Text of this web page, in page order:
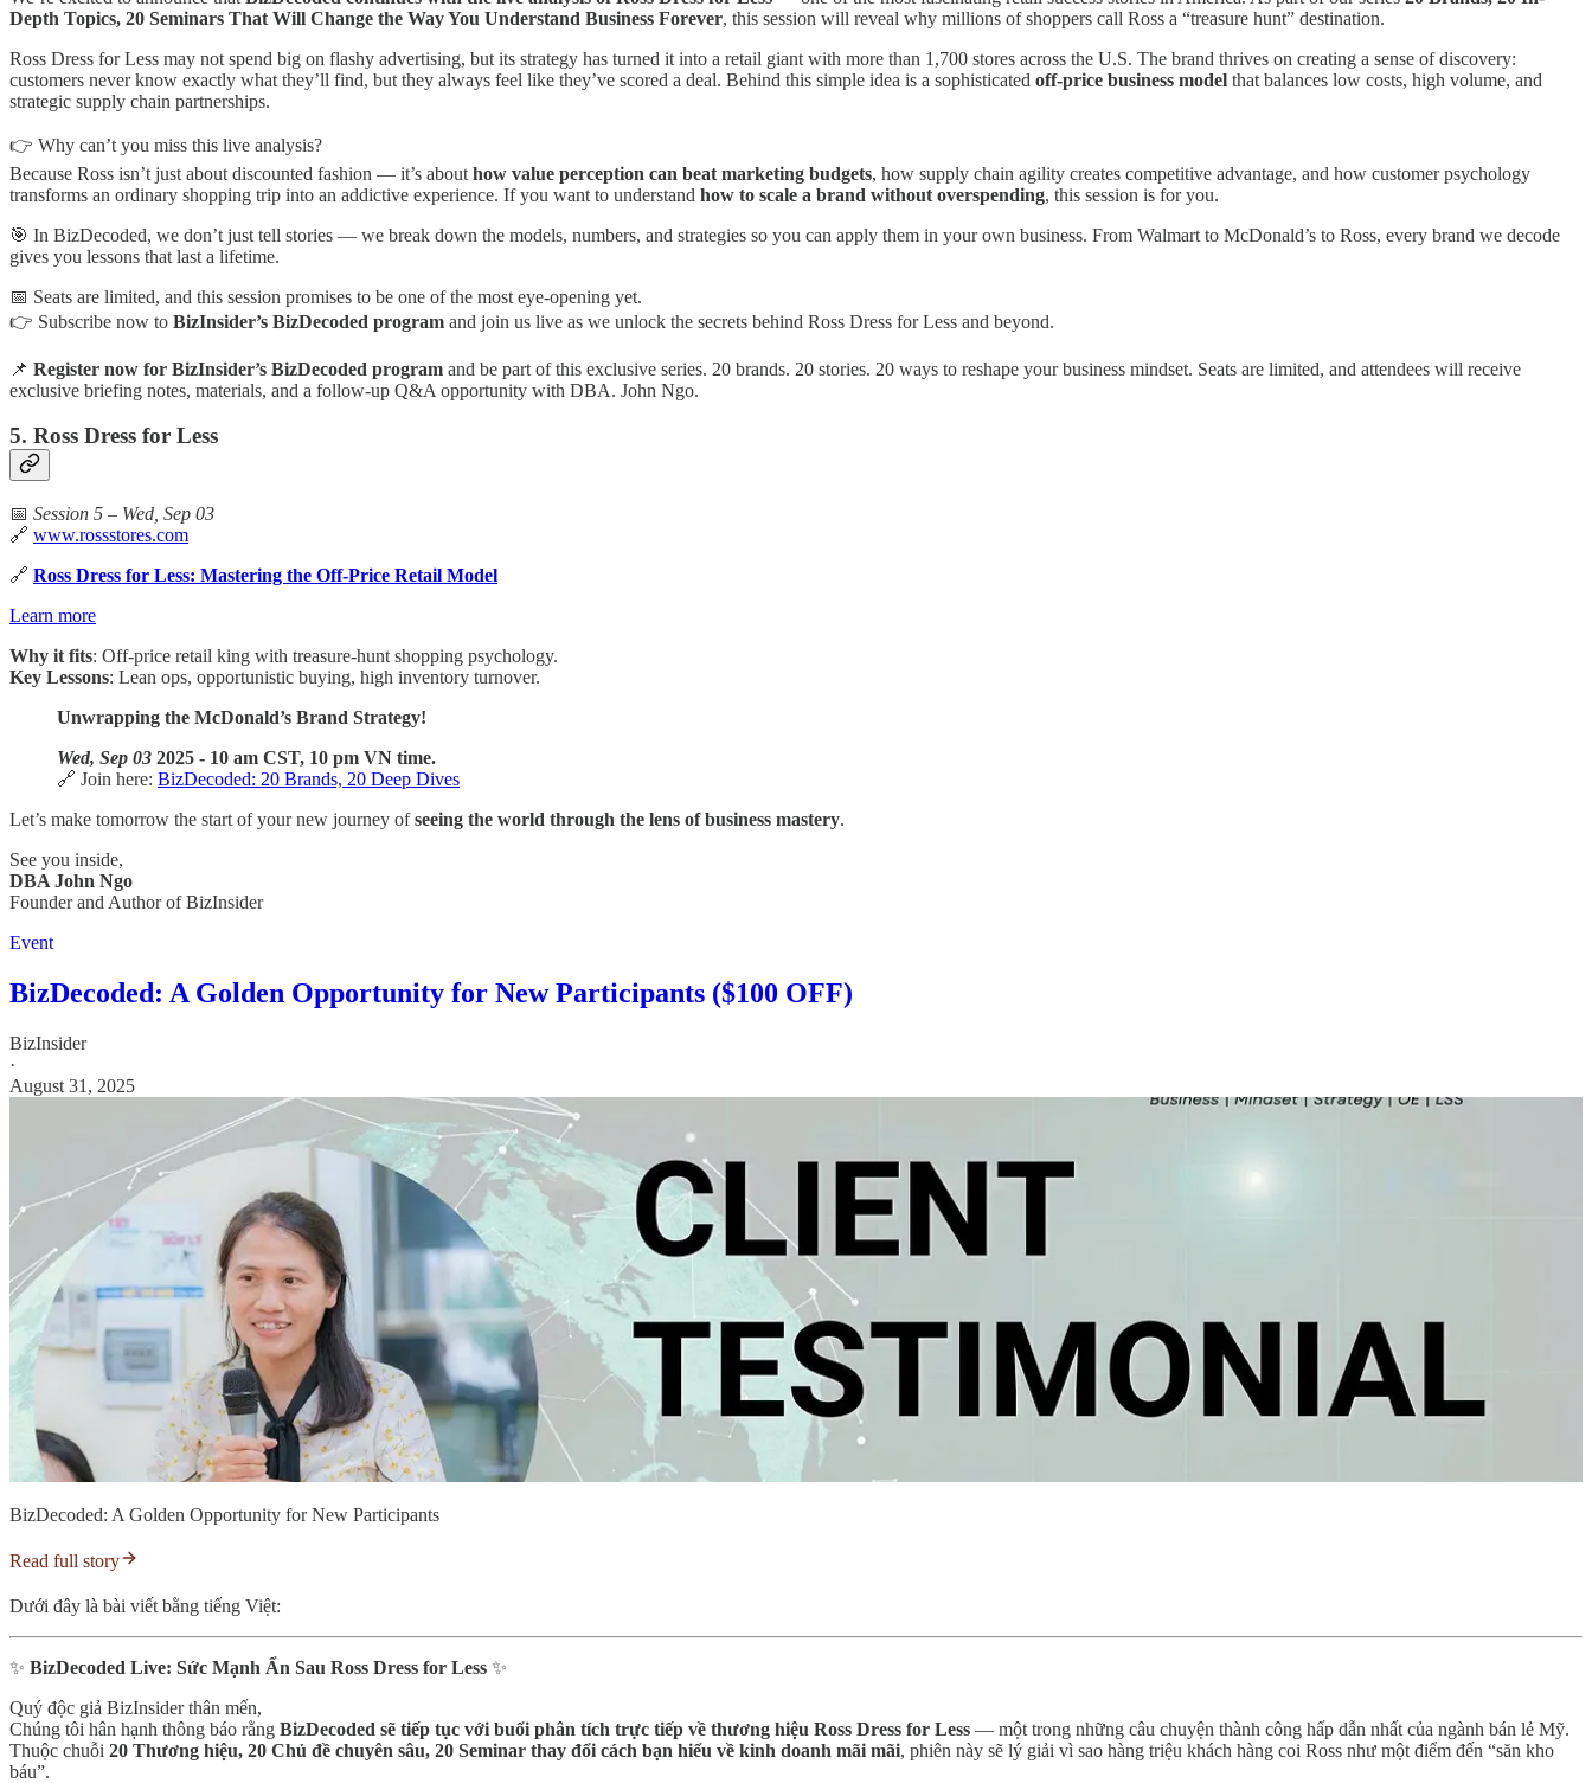
Depth Topics, 20 Seminars That Will Change the Way You Understand Business Forever, this session will reveal why millions of shoppers call Ross a “treasure hunt” destination.
Ross Dress for Less may not spend big on flashy advertising, but its strategy has turned it into a retail giant with more than 1,700 stores across the U.S. The brand thrives on creating a sense of discovery:
customers never know exactly what they’ll find, but they always feel like they’ve scored a deal. Behind this simple idea is a sophisticated off-price business model that balances low costs, high volume, and
strategic supply chain partnerships.
👉 Why can’t you miss this live analysis?
Because Ross isn’t just about discounted fashion — it’s about how value perception can beat marketing budgets, how supply chain agility creates competitive advantage, and how customer psychology
transforms an ordinary shopping trip into an addictive experience. If you want to understand how to scale a brand without overspending, this session is for you.
🎯 In BizDecoded, we don’t just tell stories — we break down the models, numbers, and strategies so you can apply them in your own business. From Walmart to McDonald’s to Ross, every brand we decode
gives you lessons that last a lifetime.
📅 Seats are limited, and this session promises to be one of the most eye-opening yet.
👉 Subscribe now to BizInsider’s BizDecoded program and join us live as we unlock the secrets behind Ross Dress for Less and beyond.
📌 Register now for BizInsider’s BizDecoded program and be part of this exclusive series. 20 brands. 20 stories. 20 ways to reshape your business mindset. Seats are limited, and attendees will receive
exclusive briefing notes, materials, and a follow-up Q&A opportunity with DBA. John Ngo.
5. Ross Dress for Less
📅 Session 5 – Wed, Sep 03
🔗 www.rossstores.com
🔗 Ross Dress for Less: Mastering the Off-Price Retail Model
Learn more
Why it fits: Off-price retail king with treasure-hunt shopping psychology.
Key Lessons: Lean ops, opportunistic buying, high inventory turnover.
Unwrapping the McDonald’s Brand Strategy!
Wed, Sep 03 2025 - 10 am CST, 10 pm VN time.
🔗 Join here: BizDecoded: 20 Brands, 20 Deep Dives
Let’s make tomorrow the start of your new journey ofseeing the world through the lens of business mastery.
See you inside,
DBA John Ngo
Founder and Author of BizInsider
Event
BizDecoded: A Golden Opportunity for New Participants ($100 OFF)
BizInsider
·
August 31, 2025
BizDecoded: A Golden Opportunity for New Participants
Read full story
Dưới đây là bài viết bằng tiếng Việt:
✨ BizDecoded Live: Sức Mạnh Ẩn Sau Ross Dress for Less ✨
Quý độc giả BizInsider thân mến,
Chúng tôi hân hạnh thông báo rằng BizDecoded sẽ tiếp tục với buổi phân tích trực tiếp về thương hiệu Ross Dress for Less — một trong những câu chuyện thành công hấp dẫn nhất của ngành bán lẻ Mỹ.
Thuộc chuỗi 20 Thương hiệu, 20 Chủ đề chuyên sâu, 20 Seminar thay đổi cách bạn hiểu về kinh doanh mãi mãi, phiên này sẽ lý giải vì sao hàng triệu khách hàng coi Ross như một điểm đến “săn kho
báu”.